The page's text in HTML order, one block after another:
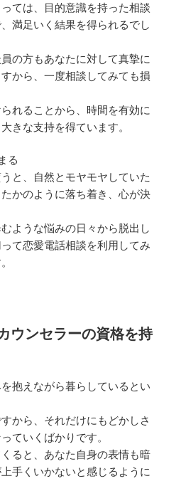
ては、目的意識を持った相談
満足いく結果を得られるでし
の方もあなたに対して真摯に
から、一度相談してみても損
れることから、時間を有効に
きな支持を得ています。
る
と、自然とモヤモヤしていた
かのように落ち着き、心が決
ような悩みの日々から脱出し
て恋愛電話相談を利用してみ
ウンセラーの資格を持
抱えながら暮らしているとい
から、それだけにもどかしさ
ていくばかりです。
ると、あなた自身の表情も暗
手くいかないと感じるように